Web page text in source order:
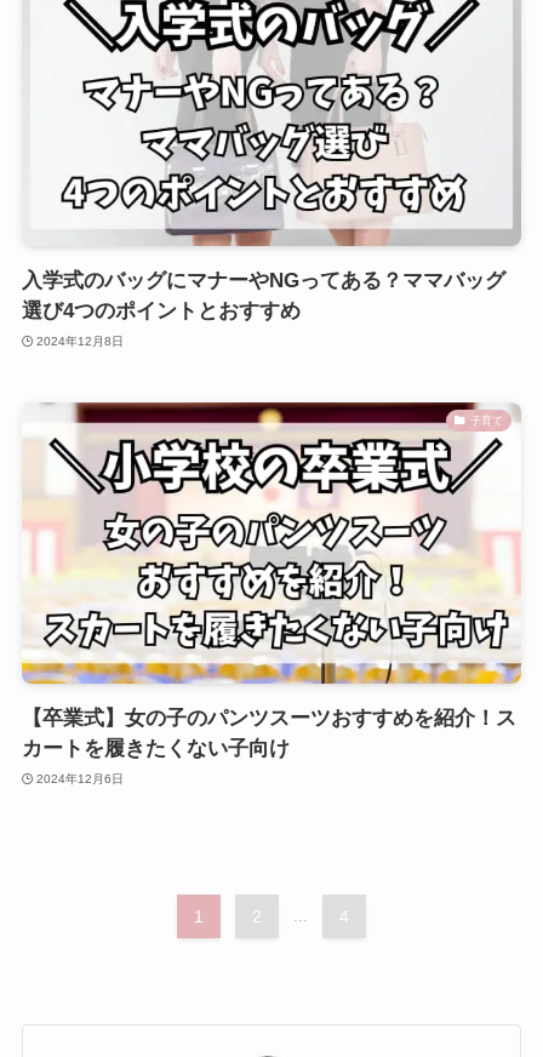
入学式のバッグにマナーやNGってある？ママバッグ
選び4つのポイントとおすすめ
2024年12月8日
子育て
【卒業式】女の子のパンツスーツおすすめを紹介！ス
カートを履きたくない子向け
2024年12月6日
1 2 ... 4